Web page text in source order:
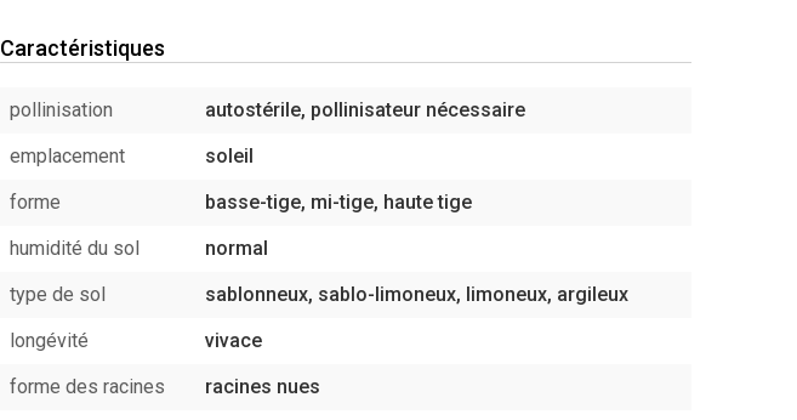
Caractéristiques
pollinisation
autostérile, pollinisateur nécessaire
emplacement
soleil
forme
basse-tige, mi-tige, haute tige
humidité du sol
normal
type de sol
sablonneux, sablo-limoneux, limoneux, argileux
longévité
vivace
forme des racines
racines nues